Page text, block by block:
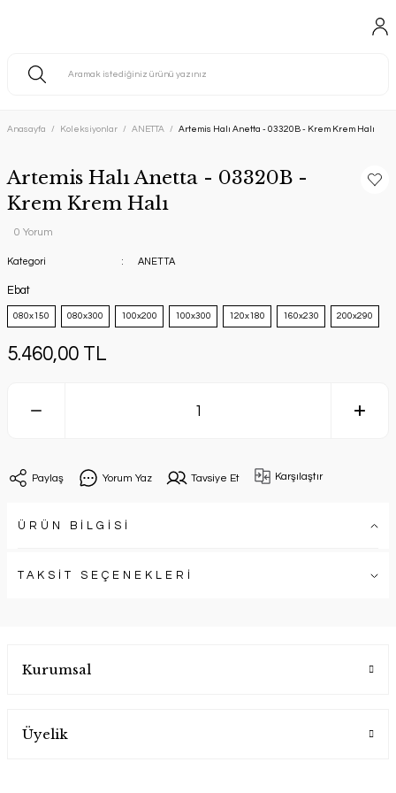
Anasayfa Koleksiyonlar ANETTA Artemis Halı Anetta - 03320B - Krem Krem Halı
Artemis Halı Anetta - 03320B -
Krem Krem Halı
0 Yorum
Kategori ANETTA
Ebat
080x150 080x300 100x200 100x300 120x180 160x230 200x290
5.460,00 TL
Paylaş Yorum Yaz Tavsiye Et Karşılaştır
ÜRÜN BİLGİSİ
TAKSİT SEÇENEKLERİ
Kurumsal
Üyelik